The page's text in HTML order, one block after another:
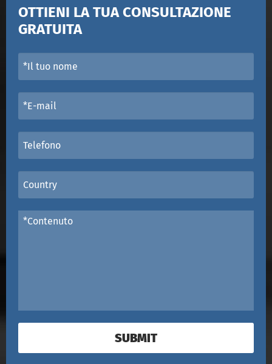
OTTIENI LA TUA CONSULTAZIONE
GRATUITA
SUBMIT